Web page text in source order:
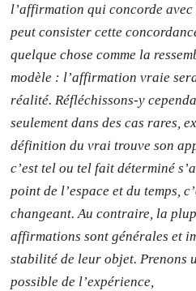
l’affirmation qui concorde
peut consister cette
quelque chose comme la
modèle : l’affirmation vraie
réalité. Réfléchissons-y
seulement dans des cas rares,
définition du vrai trouve son
c’est tel ou tel fait déterminé
point de l’espace et du temps,
changeant. Au contraire, la
affirmations sont générales et
stabilité de leur objet. Prenons
possible de l’expérience,